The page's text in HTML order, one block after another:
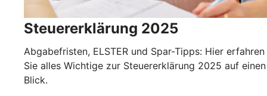
Steuererklärung 2025
Abgabefristen, ELSTER und Spar-Tipps: Hier erfahren
Sie alles Wichtige zur Steuererklärung 2025 auf einen
Blick.